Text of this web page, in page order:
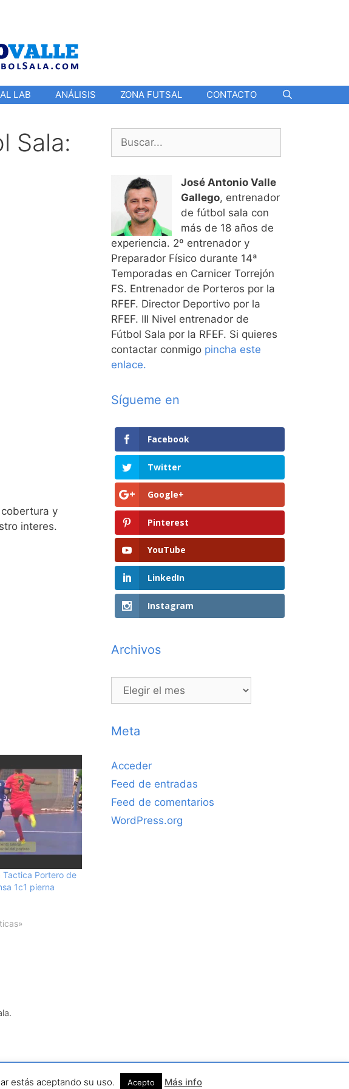
LAB ANÁLISIS ZONA FUTSAL CONTACTO
Sala:
y
interes.
Tactica Portero de
1c1 pierna
Buscar:
José Antonio Valle
Gallego, entrenador
de fútbol sala con
más de 18 años de
experiencia. 2º entrenador y
Preparador Físico durante 14ª
Temporadas en Carnicer Torrejón
FS. Entrenador de Porteros por la
RFEF. Director Deportivo por la
RFEF. III Nivel entrenador de
Fútbol Sala por la RFEF. Si quieres
contactar conmigo pincha este
enlace.
Sígueme en
Facebook
Twitter
Google+
Pinterest
YouTube
LinkedIn
Instagram
Archivos
Archivos
Meta
Acceder
Feed de entradas
Feed de comentarios
WordPress.org
· Todos los derechos reservados.
estás aceptando su uso. Acepto Más info